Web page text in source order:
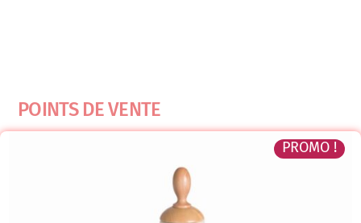
POINTS DE VENTE
PROMO !